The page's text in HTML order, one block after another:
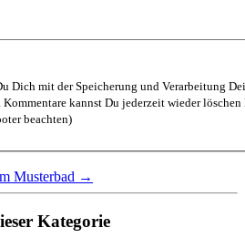
Dich mit der Speicherung und Verarbeitung
beachten)
Musterbad →
Kategorie